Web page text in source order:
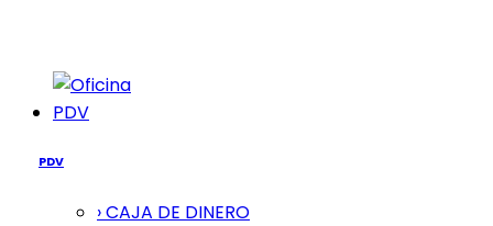
PDV
PDV
› CAJA DE DINERO